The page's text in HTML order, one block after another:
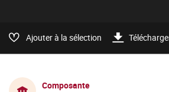
Ajouter à la sélection
Composante